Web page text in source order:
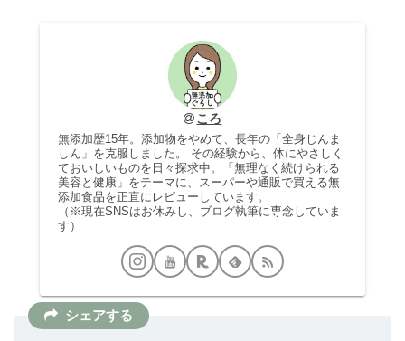
ころ
無添加歴15年。添加物をやめて、長年の「全身じんま
しん」を克服しました。 その経験から、体にやさしく
ておいしいものを日々探求中。「無理なく続けられる
美容と健康」をテーマに、スーパーや通販で買える無
添加食品を正直にレビューしています。
（※現在SNSはお休みし、ブログ執筆に専念していま
す）
シェアする